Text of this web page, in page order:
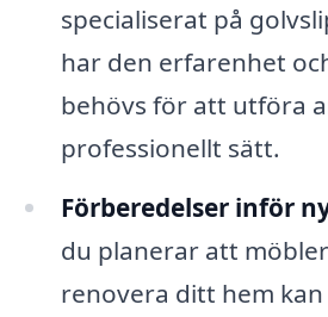
specialiserat på
har den erfarenhet
behövs för att utföra
professionellt sätt.
Förberedelser inför
du planerar att
renovera ditt hem